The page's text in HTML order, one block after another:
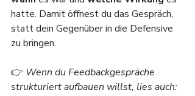
hatte. Damit öffnest du das Gespräch,
statt dein Gegenüber in die Defensive
zu bringen.
👉 Wenn du Feedbackgespräche
strukturiert aufbauen willst, lies auch: